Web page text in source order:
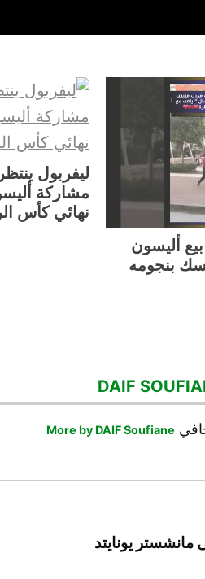
أليسون
بنجومه
ليفربول
مشاركة
نهائي كأس
DAIF
More by DAIF Soufiane
مانشستر يونايتد